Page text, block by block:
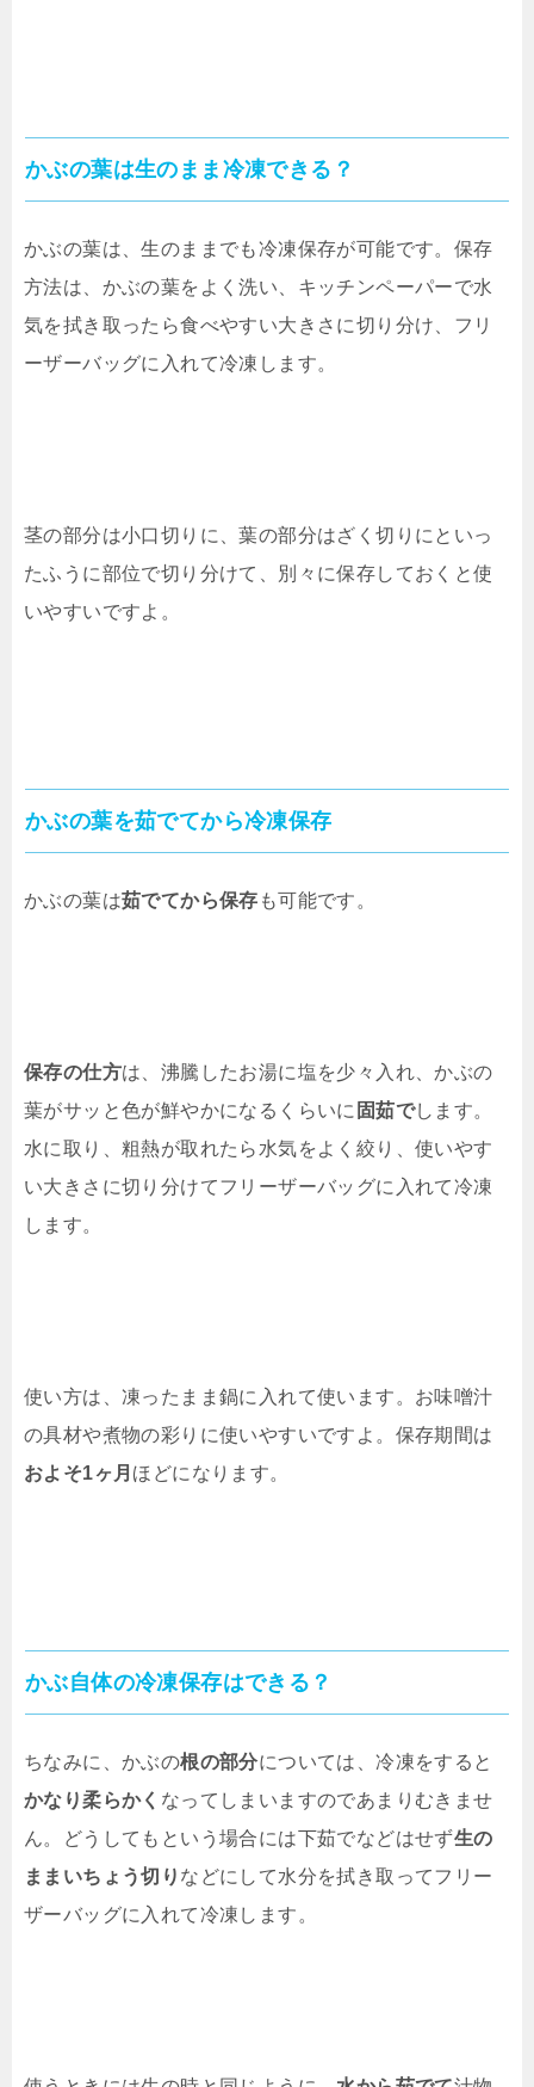
かぶの葉は生のまま冷凍できる？
かぶの葉は、生のままでも冷凍保存が可能です。保存
方法は、かぶの葉をよく洗い、キッチンペーパーで水
気を拭き取ったら食べやすい大きさに切り分け、フリ
ーザーバッグに入れて冷凍します。
茎の部分は小口切りに、葉の部分はざく切りにといっ
たふうに部位で切り分けて、別々に保存しておくと使
いやすいですよ。
かぶの葉を茹でてから冷凍保存
かぶの葉は茹でてから保存 も可能です。
保存の仕方は、沸騰したお湯に塩を少々入れ、かぶの
葉がサッと色が鮮やかになるくらいに 固茹でします。
水に取り、粗熱が取れたら水気をよく絞り、使いやす
い大きさに切り分けてフリーザーバッグに入れて冷凍
します。
使い方は、凍ったまま鍋に入れて使います。お味噌汁
の具材や煮物の彩りに使いやすいですよ。保存期間は
およそ1ヶ月 ほどになります。
かぶ自体の冷凍保存はできる？
ちなみに、かぶの根の部分については、冷凍をすると
かなり柔らかく なってしまいますのであまりむきませ
ん。どうしてもという場合には下茹でなどはせず生の
ままいちょう切り などにして水分を拭き取ってフリー
ザーバッグに入れて冷凍します。